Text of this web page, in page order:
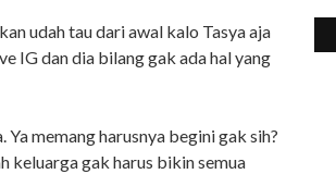
udah tau dari awal kalo Tasya aja
IG dan dia bilang gak ada hal yang
memang harusnya begini gak sih?
keluarga gak harus bikin semua